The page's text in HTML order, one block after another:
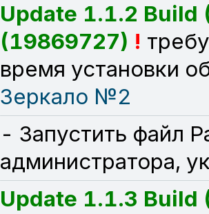
Update 1.1.2
(19869727) !
время установки
Зеркало №2
- Запустить файл
администратора,
Update 1.1.3